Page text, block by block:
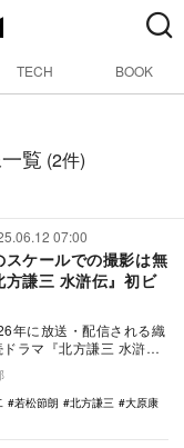
TECH BOOK
覧 (2件)
07:00
スケールでの撮影は無
謙三 水滸伝』初ビ
年に放送・配信される織
ラマ『北方謙三 水滸
が公開された。 本作
若松節朗 北方謙三
大原康